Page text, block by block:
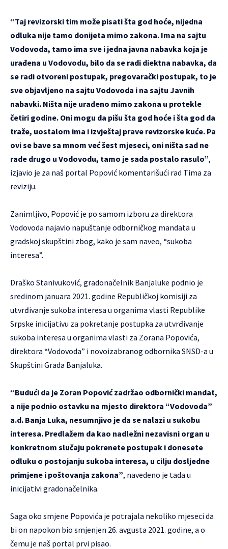
“Taj revizorski tim može pisati šta god hoće, nijedna
odluka nije tamo donijeta mimo zakona. Ima na sajtu
Vodovoda, tamo ima sve i jedna javna nabavka koja je
urađena u Vodovodu, bilo da se radi diektna nabavka, da
se radi otvoreni postupak, pregovarački postupak, to je
sve objavljeno na sajtu Vodovoda i na sajtu Javnih
nabavki. Ništa nije urađeno mimo zakona u protekle
četiri godine. Oni mogu da pišu šta god hoće i šta god da
traže, uostalom ima i izvještaj prave revizorske kuće. Pa
ovi se bave sa mnom već šest mjeseci, oni ništa sad ne
rade drugo u Vodovodu, tamo je sada postalo rasulo”,
izjavio je za naš portal Popović komentarišući rad Tima za
reviziju.
Zanimljivo, Popović je po samom izboru za direktora
Vodovoda najavio napuštanje odborničkog mandata u
gradskoj skupštini zbog, kako je sam naveo, “sukoba
interesa”.
Draško Stanivuković, gradonačelnik Banjaluke podnio je
sredinom januara 2021. godine Republičkoj komisiji za
utvrđivanje sukoba interesa u organima vlasti Republike
Srpske inicijativu za pokretanje postupka za utvrđivanje
sukoba interesa u organima vlasti za Zorana Popovića,
direktora “Vodovoda” i novoizabranog odbornika SNSD-a u
Skupštini Grada Banjaluka.
“Budući da je Zoran Popović zadržao odbornički mandat,
a nije podnio ostavku na mjesto direktora “Vodovoda”
a.d. Banja Luka, nesumnjivo je da se nalazi u sukobu
interesa. Predlažem da kao nadležni nezavisni organ u
konkretnom slučaju pokrenete postupak i donesete
odluku o postojanju sukoba interesa, u cilju dosljedne
primjene i poštovanja zakona”, navedeno je tada u
inicijativi gradonačelnika.
Saga oko smjene Popovića je potrajala nekoliko mjeseci da
bi on napokon bio smjenjen 26. avgusta 2021. godine, a o
čemu je naš portal prvi pisao.